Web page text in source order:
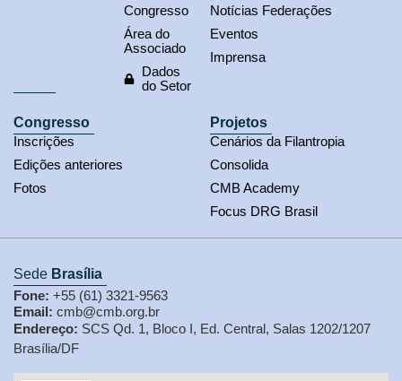
Congresso
Área do
Associado
Dados
do Setor
Notícias Federações
Eventos
Imprensa
Congresso
Inscrições
Edições anteriores
Fotos
Projetos
Cenários da Filantropia
Consolida
CMB Academy
Focus DRG Brasil
Sede Brasília
Fone: +55 (61) 3321-9563
Email: cmb@cmb.org.br
Endereço: SCS Qd. 1, Bloco I, Ed. Central, Salas 1202/1207
Brasília/DF